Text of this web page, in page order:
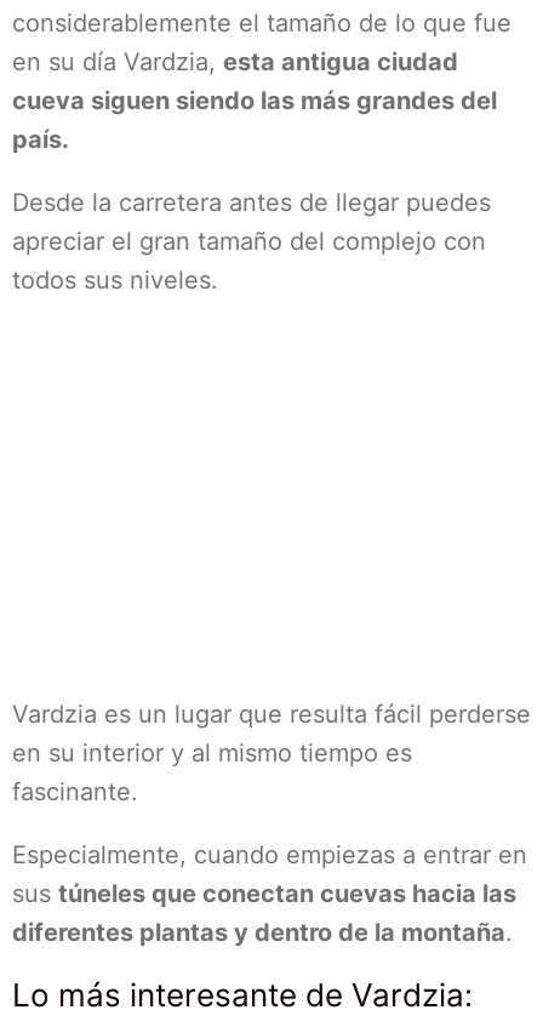
considerablemente el tamaño de lo que fue
en su día Vardzia, esta antigua ciudad
cueva siguen siendo las más grandes del
país.
Desde la carretera antes de llegar puedes
apreciar el gran tamaño del complejo con
todos sus niveles.
Vardzia es un lugar que resulta fácil perderse
en su interior y al mismo tiempo es
fascinante.
Especialmente, cuando empiezas a entrar en
sus túneles que conectan cuevas hacia las
diferentes plantas y dentro de la montaña.
Lo más interesante de Vardzia: